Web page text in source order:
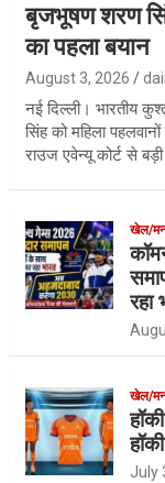
बृजभूषण शरण
का पहला बयान
August 3, 2026
नई दिल्ली। भारतीय
सिंह को महिला
राउज एवेन्यू कोर्ट से बड़ी
खेल/
रहा
खेल/
July